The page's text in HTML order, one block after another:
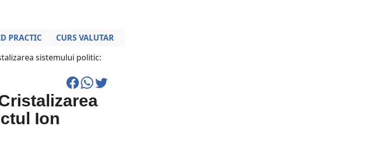
PRACTIC
CURS VALUTAR
sistemului politic:
Ion